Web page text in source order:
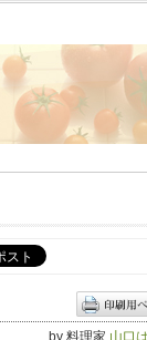
by 料理家 山口